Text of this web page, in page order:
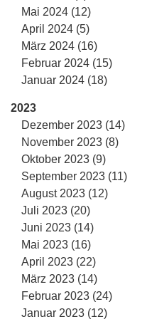
Mai 2024 (12)
April 2024 (5)
März 2024 (16)
Februar 2024 (15)
Januar 2024 (18)
2023
Dezember 2023 (14)
November 2023 (8)
Oktober 2023 (9)
September 2023 (11)
August 2023 (12)
Juli 2023 (20)
Juni 2023 (14)
Mai 2023 (16)
April 2023 (22)
März 2023 (14)
Februar 2023 (24)
Januar 2023 (12)